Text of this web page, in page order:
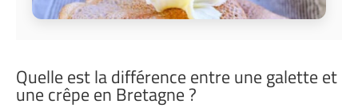
Quelle est la différence entre une galette et
une crêpe en Bretagne ?